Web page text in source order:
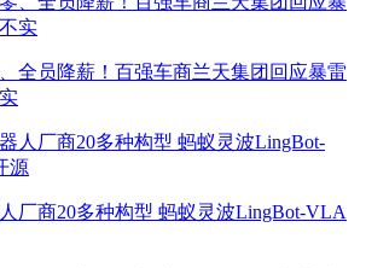
全员降薪！百强车商兰天集团回应暴雷
厂商20多种构型 蚂蚁灵波LingBot-VLA